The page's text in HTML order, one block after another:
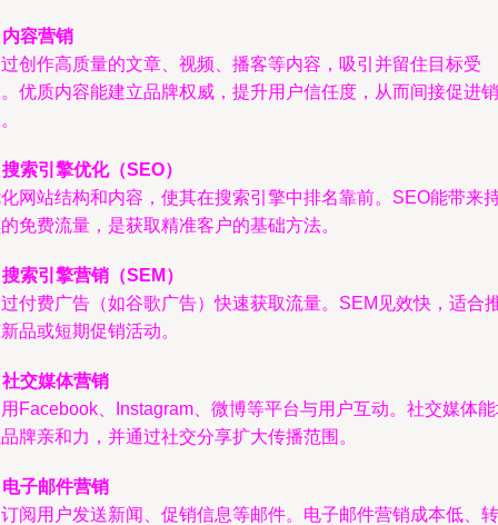
内容营销
创作高质量的文章、视频、播客等内容，吸引并留住目标受
优质内容能建立品牌权威，提升用户信任度，从而间接促进销
搜索引擎优化（SEO）
网站结构和内容，使其在搜索引擎中排名靠前。SEO能带来
免费流量，是获取精准客户的基础方法。
搜索引擎营销（SEM）
付费广告（如谷歌广告）快速获取流量。SEM见效快，适合
品或短期促销活动。
社交媒体营销
Facebook、Instagram、微博等平台与用户互动。社交媒体
牌亲和力，并通过社交分享扩大传播范围。
电子邮件营销
阅用户发送新闻、促销信息等邮件。电子邮件营销成本低、转